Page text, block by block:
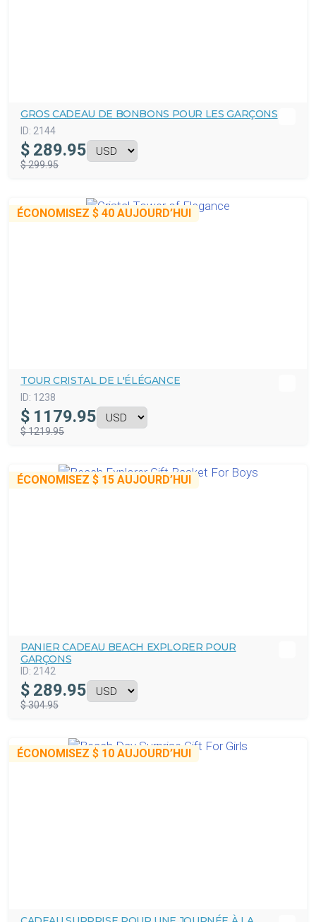
GROS CADEAU DE BONBONS POUR LES GARÇONS
ID: 2144
$ 289.95
$ 299.95
ÉCONOMISEZ $ 40 AUJOURD’HUI
TOUR CRISTAL DE L'ÉLÉGANCE
ID: 1238
$ 1179.95
$ 1219.95
ÉCONOMISEZ $ 15 AUJOURD’HUI
PANIER CADEAU BEACH EXPLORER POUR
GARÇONS
ID: 2142
$ 289.95
$ 304.95
ÉCONOMISEZ $ 10 AUJOURD’HUI